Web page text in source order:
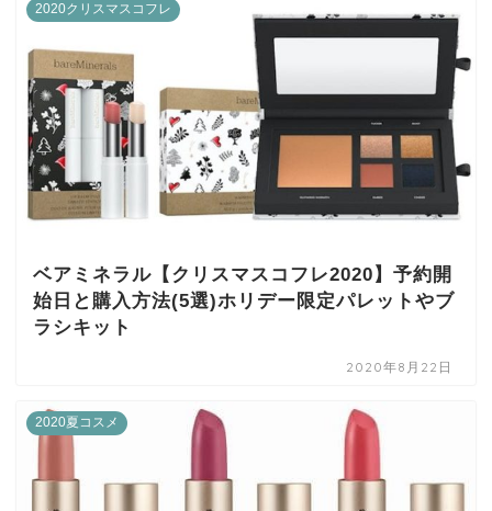
2020クリスマスコフレ
ベアミネラル【クリスマスコフレ2020】予約開
始日と購入方法(5選)ホリデー限定パレットやブ
ラシキット
2020年8月22日
2020夏コスメ